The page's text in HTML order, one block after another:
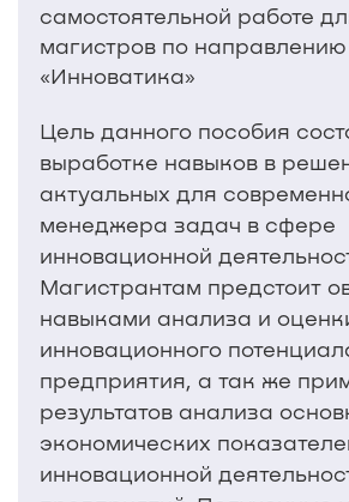
самостоятельной работе
магистров по направлению
«Инноватика»
Цель данного пособия
выработке навыков в
актуальных для
менеджера задач в сфере
инновационной
Магистрантам предстоит
навыками анализа и
инновационного
предприятия, а так же
результатов анализа
экономических
инновационной